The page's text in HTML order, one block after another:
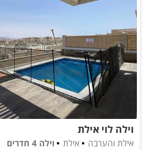
וילה לוי אילת
אילת והערבה אילת
וילה 4 חדרים